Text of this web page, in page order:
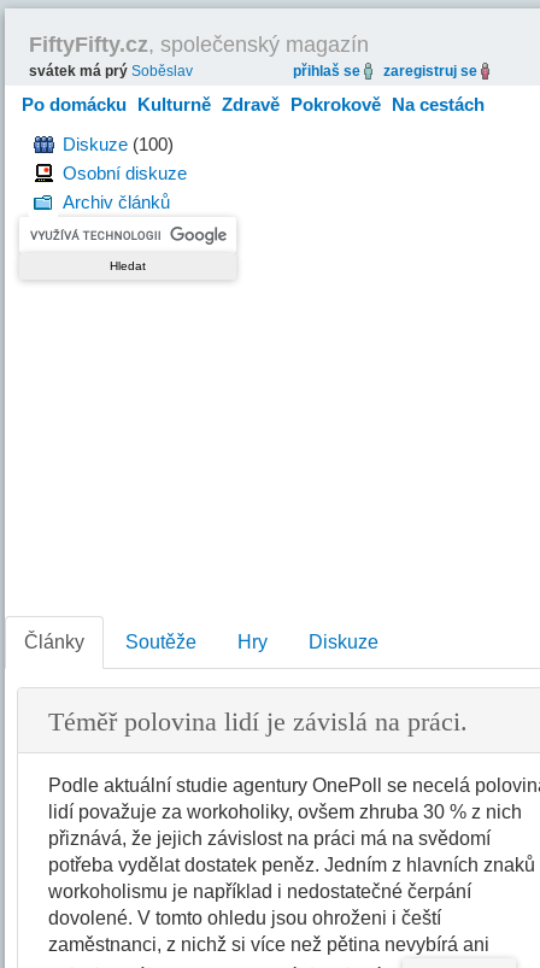
FiftyFifty.cz, společenský magazín
svátek má prýSoběslav přihlaš se zaregistruj se
Po domácku Kulturně Zdravě Pokrokově Na cestách
HravěDiskuze (100)
Osobní diskuze
Archiv článků
Články Soutěže Hry Diskuze
Téměř polovina lidí je závislá na práci.
Podle aktuální studie agentury OnePoll se necelá
lidí považuje za workoholiky, ovšem zhruba 30 % z nich
přiznává, že jejich závislost na práci má na svědomí
potřeba vydělat dostatek peněz. Jedním z hlavních znaků
workoholismu je například i nedostatečné čerpání
dovolené. V tomto ohledu jsou ohroženi i čeští
zaměstnanci, z nichž si více než pětina nevybírá ani